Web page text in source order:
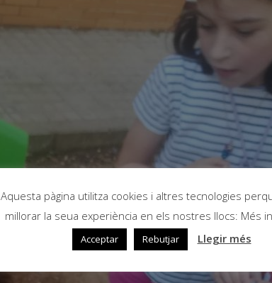
Aquesta pàgina utilitza cookies i altres tecnologies
millorar la seua experiència en els nostres llocs: Més
Acceptar Rebutjar Llegir més